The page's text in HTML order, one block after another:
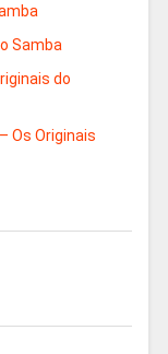
Samba
do
Os Originais